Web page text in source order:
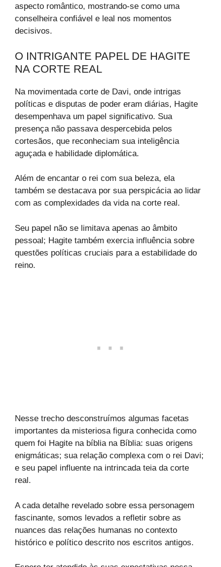
aspecto romântico, mostrando-se como uma
conselheira confiável e leal nos momentos
decisivos.
O INTRIGANTE PAPEL DE HAGITE
NA CORTE REAL
Na movimentada corte de Davi, onde intrigas
políticas e disputas de poder eram diárias, Hagite
desempenhava um papel significativo. Sua
presença não passava despercebida pelos
cortesãos, que reconheciam sua inteligência
aguçada e habilidade diplomática.
Além de encantar o rei com sua beleza, ela
também se destacava por sua perspicácia ao lidar
com as complexidades da vida na corte real.
Seu papel não se limitava apenas ao âmbito
pessoal; Hagite também exercia influência sobre
questões políticas cruciais para a estabilidade do
reino.
Nesse trecho desconstruímos algumas facetas
importantes da misteriosa figura conhecida como
quem foi Hagite na bíblia na Bíblia: suas origens
enigmáticas; sua relação complexa com o rei Davi;
e seu papel influente na intrincada teia da corte
real.
A cada detalhe revelado sobre essa personagem
fascinante, somos levados a refletir sobre as
nuances das relações humanas no contexto
histórico e político descrito nos escritos antigos.